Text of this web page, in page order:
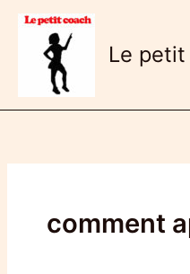
Aller
contenu
Le
comment